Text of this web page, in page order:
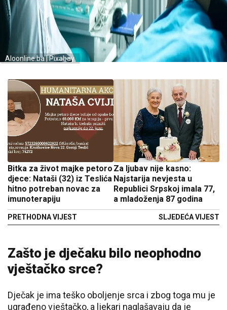
Aloonline.ba | Pixabay
Bitka za život majke petoro
djece: Nataši (32) iz Teslića
hitno potreban novac za
imunoterapiju
PRETHODNA VIJEST
Za ljubav nije kasno:
Najstarija nevjesta u
Republici Srpskoj imala 77,
a mladoženja 87 godina
SLJEDEĆA VIJEST
Zašto je dječaku bilo neophodno
vještačko srce?
Dječak je ima teško oboljenje srca i zbog toga mu je
ugrađeno vještačko, a ljekari naglašavaju da je